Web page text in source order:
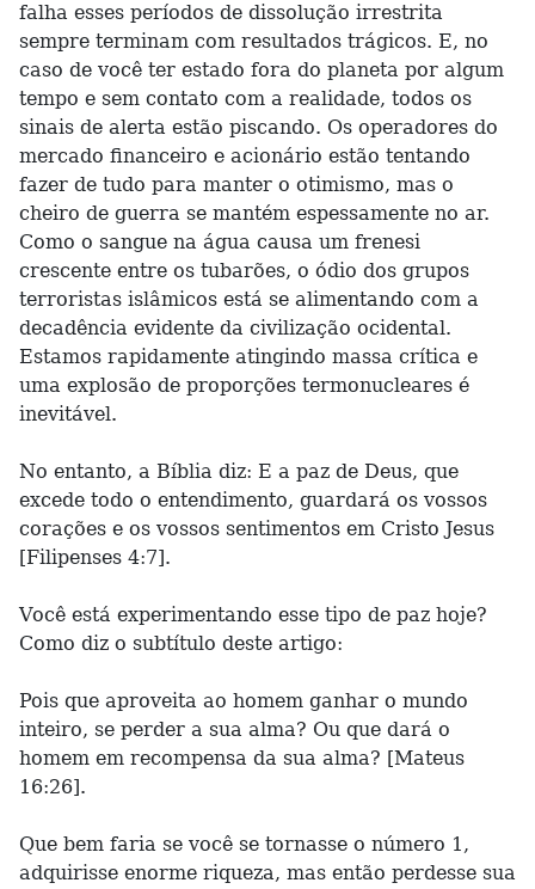
falha esses períodos de dissolução irrestrita
sempre terminam com resultados trágicos. E, no
caso de você ter estado fora do planeta por algum
tempo e sem contato com a realidade, todos os
sinais de alerta estão piscando. Os operadores do
mercado financeiro e acionário estão tentando
fazer de tudo para manter o otimismo, mas o
cheiro de guerra se mantém espessamente no ar.
Como o sangue na água causa um frenesi
crescente entre os tubarões, o ódio dos grupos
terroristas islâmicos está se alimentando com a
decadência evidente da civilização ocidental.
Estamos rapidamente atingindo massa crítica e
uma explosão de proporções termonucleares é
inevitável.
No entanto, a Bíblia diz: E a paz de Deus, que
excede todo o entendimento, guardará os vossos
corações e os vossos sentimentos em Cristo Jesus
[Filipenses 4:7].
Você está experimentando esse tipo de paz hoje?
Como diz o subtítulo deste artigo:
Pois que aproveita ao homem ganhar o mundo
inteiro, se perder a sua alma? Ou que dará o
homem em recompensa da sua alma? [Mateus
16:26].
Que bem faria se você se tornasse o número 1,
adquirisse enorme riqueza, mas então perdesse sua